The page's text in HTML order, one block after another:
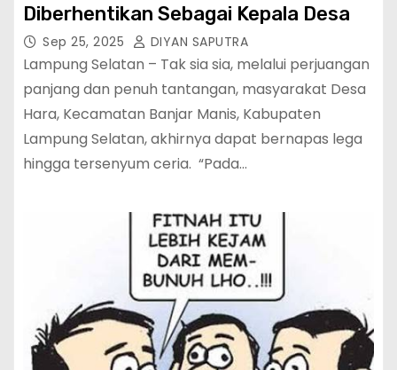
Diberhentikan Sebagai Kepala Desa
Sep 25, 2025 DIYAN SAPUTRA
Lampung Selatan – Tak sia sia, melalui perjuangan
panjang dan penuh tantangan, masyarakat Desa
Hara, Kecamatan Banjar Manis, Kabupaten
Lampung Selatan, akhirnya dapat bernapas lega
hingga tersenyum ceria. ‎ ‎“Pada…